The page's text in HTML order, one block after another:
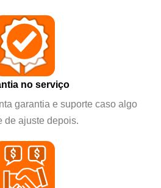
no serviço
garantia e suporte caso algo
de ajuste depois.